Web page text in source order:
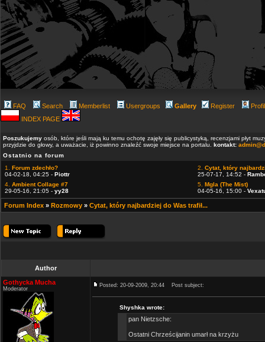
FAQ Search Memberlist Usergroups Gallery Register
INDEX PAGE
Poszukujemy osób, które jeśli mają ku temu ochotę zajęły się publicystyką, recenzjami płyt
przyjdzie do głowy, a uważacie, iż powinno znaleźć swoje miejsce na portalu. kontakt:
Ostatnio na forum
1. Forum zdechło?
04-02-18, 04:25 - Piottr
2. Cytat, który
25-07-17, 14:52 -
4. Ambient Collage #7
29-05-16, 21:05 - yy28
5. Mgla (The Mist)
04-05-16, 15:00 -
Forum Index » Rozmowy » Cytat, który najbardziej do Was trafił...
Author
Gothycka Mucha
Moderator
Posted: 20-09-2009, 20:44 Post subject:
Shyshka wrote:
pan Nietzsche:
Ostatni Chrześcijanin umarł na krzyżu